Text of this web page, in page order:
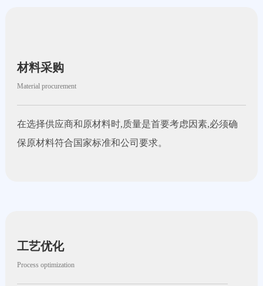
材料采购
Material procurement
在选择供应商和原材料时,质量是首要考虑因素,必须确
保原材料符合国家标准和公司要求。
工艺优化
Process optimization